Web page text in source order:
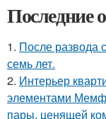
Последние
1. После развода
семь лет.
2. Интерьер
элементами
пары, ценящей